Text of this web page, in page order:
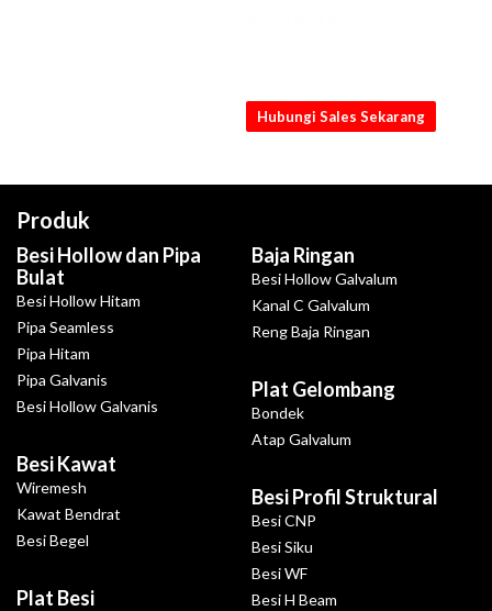
Hubungi Sales Sekarang
Produk
Besi Hollow dan Pipa
Bulat
Besi Hollow Hitam
Pipa Seamless
Pipa Hitam
Pipa Galvanis
Besi Hollow Galvanis
Besi Kawat
Wiremesh
Kawat Bendrat
Besi Begel
Plat Besi
Baja Ringan
Besi Hollow Galvalum
Kanal C Galvalum
Reng Baja Ringan
Plat Gelombang
Bondek
Atap Galvalum
Besi Profil Struktural
Besi CNP
Besi Siku
Besi WF
Besi H Beam